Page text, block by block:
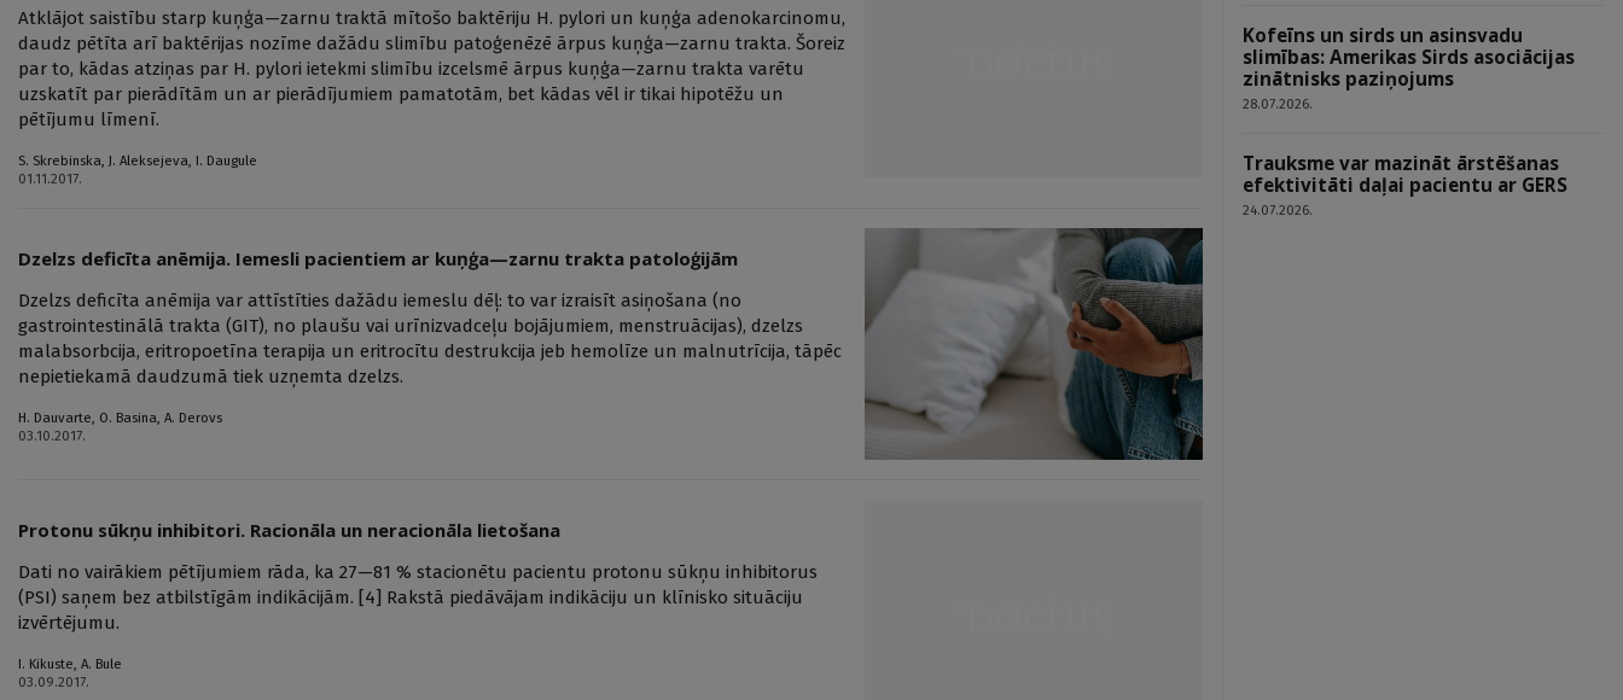
Atklājot saistību starp kuņģa—zarnu traktā mītošo baktēriju H. pylori un kuņģa adenokarcinomu,
daudz pētīta arī baktērijas nozīme dažādu slimību patoģenēzē ārpus kuņģa—zarnu trakta. Šoreiz
par to, kādas atziņas par H. pylori ietekmi slimību izcelsmē ārpus kuņģa—zarnu trakta varētu
uzskatīt par pierādītām un ar pierādījumiem pamatotām, bet kādas vēl ir tikai hipotēžu un
pētījumu līmenī.
S. Skrebinska J. Aleksejeva I. Daugule
01.11.2017.
Dzelzs deficīta anēmija. Iemesli pacientiem ar kuņģa—zarnu trakta patoloģijām
Dzelzs deficīta anēmija var attīstīties dažādu iemeslu dēļ: to var izraisīt asiņošana (no
gastrointestinālā trakta (GIT), no plaušu vai urīnizvadceļu bojājumiem, menstruācijas), dzelzs
malabsorbcija, eritropoetīna terapija un eritrocītu destrukcija jeb hemolīze un malnutrīcija, tāpēc
nepietiekamā daudzumā tiek uzņemta dzelzs.
H. Dauvarte O. Basina A. Derovs
03.10.2017.
Protonu sūkņu inhibitori. Racionāla un neracionāla lietošana
Dati no vairākiem pētījumiem rāda, ka 27—81 % stacionētu pacientu protonu sūkņu inhibitorus
(PSI) saņem bez atbilstīgām indikācijām. [4] Rakstā piedāvājam indikāciju un klīnisko situāciju
izvērtējumu.
I. Kikuste A. Bule
03.09.2017.
Kofeīns un sirds un asinsvadu
slimības: Amerikas Sirds asociācijas
zinātnisks paziņojums
28.07.2026.
Trauksme var mazināt ārstēšanas
efektivitāti daļai pacientu ar GERS
24.07.2026.